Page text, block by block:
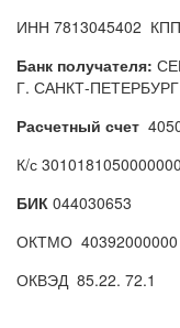
ИНН 7813045402 КПП
Банк получателя:
Г. САНКТ-ПЕТЕРБУРГ
Расчетный счет
К/с
БИК 044030653
ОКТМО 40392000000
ОКВЭД 85.22. 72.1